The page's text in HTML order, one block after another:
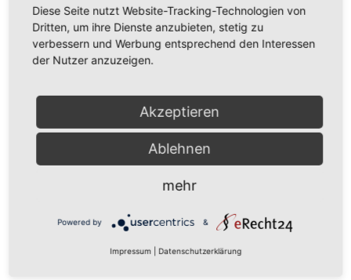
... → mehr
Focus Spezial - TOP Anwalt im Erbrecht - Auszeichnung
RA Roth zÃ¤hlt wieder zu Deutschlands TOP-
ErbrechtsanwÃ¤lten
Focus-Spezial September 2015: Fachanwalt für Erbrecht
Erbrecht
Diese Seite nutzt Website-Tracking-Technologien von
Dritten, um ihre Dienste anzubieten, stetig zu
verbessern und Werbung entsprechend den Interessen
der Nutzer anzuzeigen.
Akzeptieren
Ablehnen
mehr
Powered by &
Impressum Datenschutzerklärung